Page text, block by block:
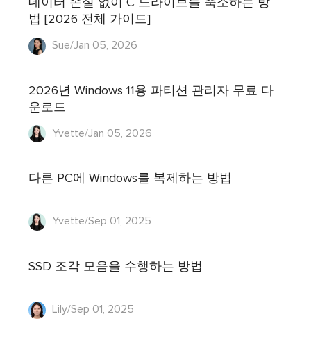
데이터 손실 없이 C 드라이브를 축소하는 방
법 [2026 전체 가이드]
Sue/Jan 05, 2026
2026년 Windows 11용 파티션 관리자 무료 다
운로드
Yvette/Jan 05, 2026
다른 PC에 Windows를 복제하는 방법
Yvette/Sep 01, 2025
SSD 조각 모음을 수행하는 방법
Lily/Sep 01, 2025